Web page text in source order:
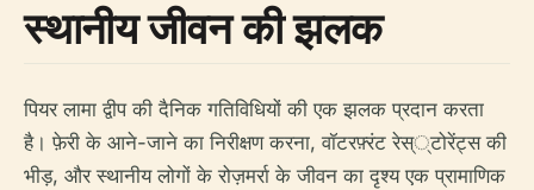
स्थानीय जीवन की झलक
पियर लामा द्वीप की दैनिक गतिविधियों की एक झलक प्रदान करता
है। फ़ेरी के आने-जाने का निरीक्षण करना, वॉटरफ़्रंट रेस््टोरेंट्स की
भीड़, और स्थानीय लोगों के रोज़मर्रा के जीवन का दृश्य एक प्रामाणिक